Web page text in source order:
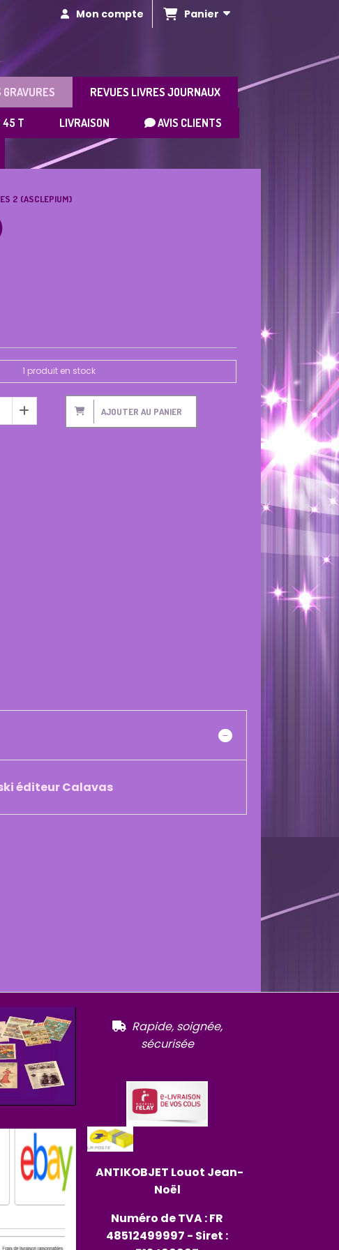
Mon compte Panier
REVUES LIVRES JOURNAUX
45 T LIVRAISON AVIS CLIENTS
2 (ASCLEPIUM)
1 produit en stock
AJOUTER AU PANIER
éditeur Calavas
 Rapide, soignée,
sécurisée
ANTIKOBJET Louot Jean-
Noël
Numéro de TVA : FR
48512499997 - Siret :